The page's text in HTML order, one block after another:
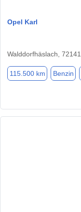
Opel Karl
Walddorfhäslach, 72141
115.500 km Benzin